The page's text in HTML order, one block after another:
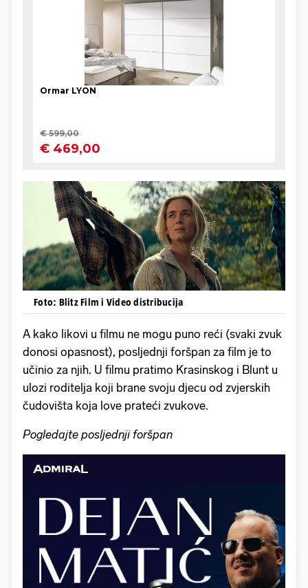
Foto: Blitz Film i Video distribucija
A kako likovi u filmu ne mogu puno reći (svaki zvuk
donosi opasnost), posljednji foršpan za film je to
učinio za njih. U filmu pratimo Krasinskog i Blunt u
ulozi roditelja koji brane svoju djecu od zvjerskih
čudovišta koja love prateći zvukove.
Pogledajte posljednji foršpan